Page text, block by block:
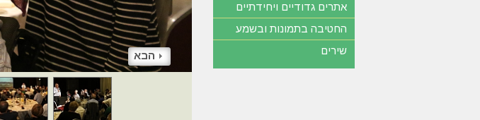
הבא
אתרים גדודיים ויחידתיים
החטיבה בתמונות ובשמע
שירים